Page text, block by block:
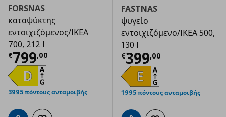
FORSNAS
καταψύκτης
εντοιχιζόμενος/IKEA
700, 212 l
€799,00
Τρέχουσα τιμή € 799,00
3995 πόντους ανταμοιβής
FASTNAS
ψυγείο
εντοιχιζόμενο/IKEA 500,
130 l
€399,00
Τρέχουσα
1995 πόντους ανταμοιβής